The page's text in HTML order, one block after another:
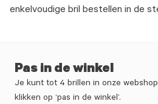
enkelvoudige bril bestellen in de
Pas in de winkel
Je kunt tot 4 brillen in onze
klikken op ‘pas in de winkel’.